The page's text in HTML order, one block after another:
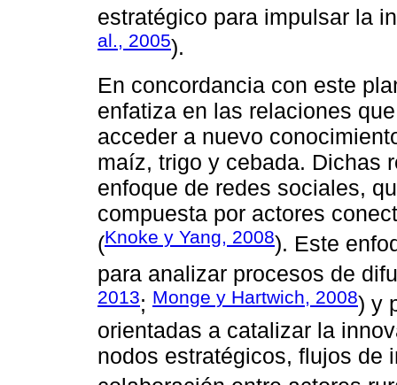
estratégico para impulsar la
al., 2005).
En concordancia con este
enfatiza en las relaciones
acceder a nuevo
maíz, trigo y cebada. Dichas
enfoque de redes sociales,
compuesta por actores
(Knoke y Yang, 2008). Este
para analizar procesos de
2013; Monge y Hartwich, 2008) y
orientadas a catalizar la
nodos estratégicos, flujos de